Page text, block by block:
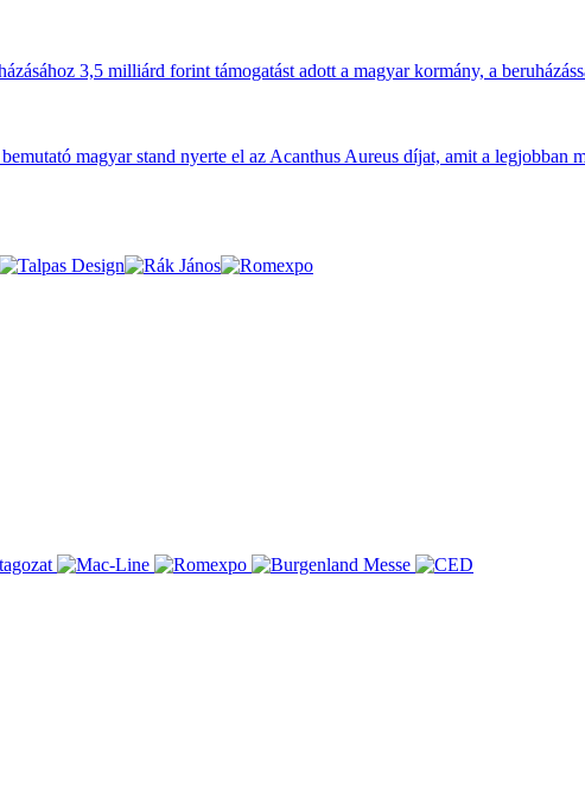
3,5 milliárd forint támogatást adott a magyar kormány, a
magyar stand nyerte el az Acanthus Aureus díjat, amit a legjobban